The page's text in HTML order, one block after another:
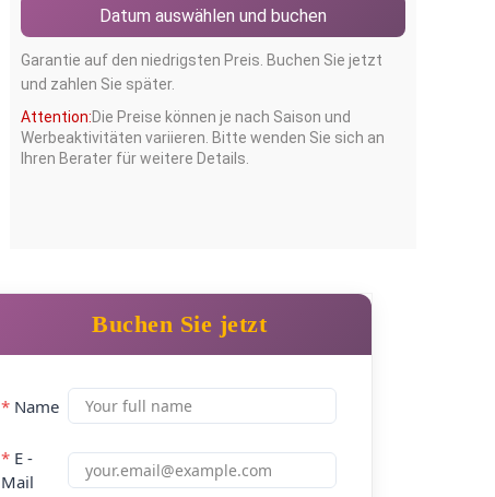
Datum auswählen und buchen
Garantie auf den niedrigsten Preis. Buchen Sie jetzt
und zahlen Sie später.
Attention:Die Preise können je nach Saison und
Werbeaktivitäten variieren. Bitte wenden Sie sich an
Ihren Berater für weitere Details.
Buchen Sie jetzt
* Name
* E -
Mail